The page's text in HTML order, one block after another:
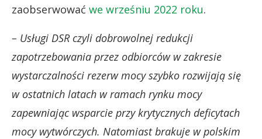
zaobserwować we wrześniu 2022 roku.
– Usługi DSR czyli dobrowolnej redukcji
zapotrzebowania przez odbiorców w zakresie
wystarczalności rezerw mocy szybko rozwijają się
w ostatnich latach w ramach rynku mocy
zapewniając wsparcie przy krytycznych deficytach
mocy wytwórczych. Natomiast brakuje w polskim